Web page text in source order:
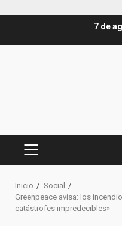
7 de
MENÚ
Inicio
Social
Greenpeace avisa: los
catástrofes impredecibles»